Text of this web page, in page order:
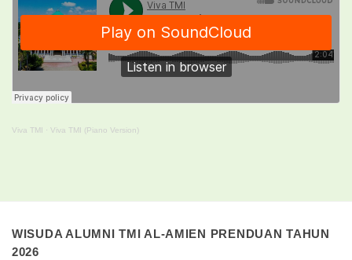
Viva TMI · Viva TMI (Piano Version)
WISUDA ALUMNI TMI AL-AMIEN PRENDUAN TAHUN
2026